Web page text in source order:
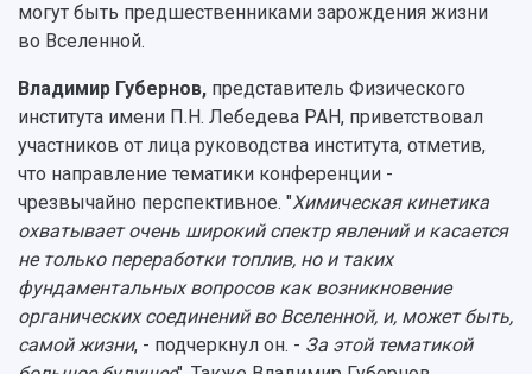
могут быть предшественниками зарождения жизни
во Вселенной.
Владимир Губернов, представитель Физического
института имени П.Н. Лебедева РАН, приветствовал
участников от лица руководства института, отметив,
что направление тематики конференции -
чрезвычайно перспективное. "Химическая кинетика
охватывает очень широкий спектр явлений и касается
не только переработки топлив, но и таких
фундаментальных вопросов как возникновение
органических соединений во Вселенной, и, может быть,
самой жизни, - подчеркнул он. - За этой тематикой